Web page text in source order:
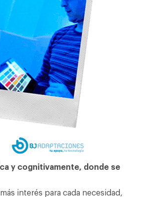
y cognitivamente, donde se
interés para cada necesidad,